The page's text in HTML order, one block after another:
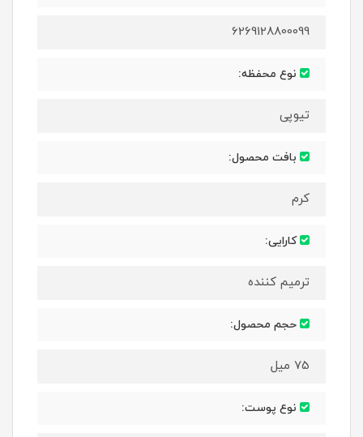
6269128800099
نوع محفظه:
تیوپی
بافت محصول:
کرم
کارایی:
ترمیم کننده
حجم محصول:
75 میل
نوع پوست: